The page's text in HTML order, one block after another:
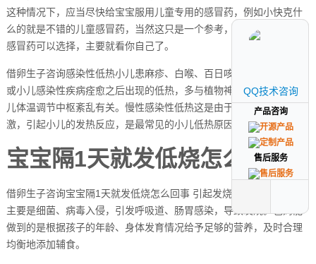
这种情况下，应当尽快给宝宝服用儿童专用的感冒药，例如小快克什
么的就是不错的儿童感冒药，当然这只是一个参考，还有其他的儿童
感冒药可以选择，主要就看你自己了。
借卵生子咨询感染性低热小儿患麻疹、白喉、百日咳等急性传染病后
或小儿感染性疾病痊愈之后出现的低热，多与植物神经功能失调、小
儿体温调节中枢紊乱有关。慢性感染性低热这是由于病原体微生物刺
激，引起小儿的发热反应，是最常见的小儿低热原因。
宝宝隔1天就发低烧怎么回事
借卵生子咨询宝宝隔1天就发低烧怎么回事 引起发烧的病因有很多：
主要是细菌、病毒入侵，引发呼吸道、肠胃感染，导致发烧。爸妈能
做到的是根据孩子的年龄、身体发育情况给予足够的营养，及时合理
均衡地添加辅食。
QQ技术咨询
产品咨询
售后服务
QQ技术咨询
产品咨询
售后服务